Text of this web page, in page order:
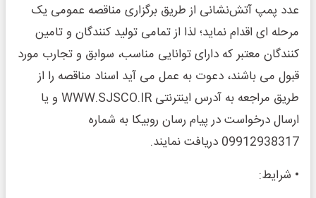
عدد پمپ ‎آتش‌نشانی از طریق برگزاری مناقصه عمومی یک
مرحله ای اقدام نماید؛ لذا از تمامی تولید کنندگان و تامین
کنندگان معتبر که دارای توانایی مناسب، سوابق و تجارب مورد
قبول می باشند، دعوت به عمل می آید اسناد مناقصه را از
طریق مراجعه به آدرس اینترنتی WWW.SJSCO.IR و یا
ارسال درخواست در پیام رسان روبیکا به شماره
09912938317 دریافت نمایند.
• شرایط: